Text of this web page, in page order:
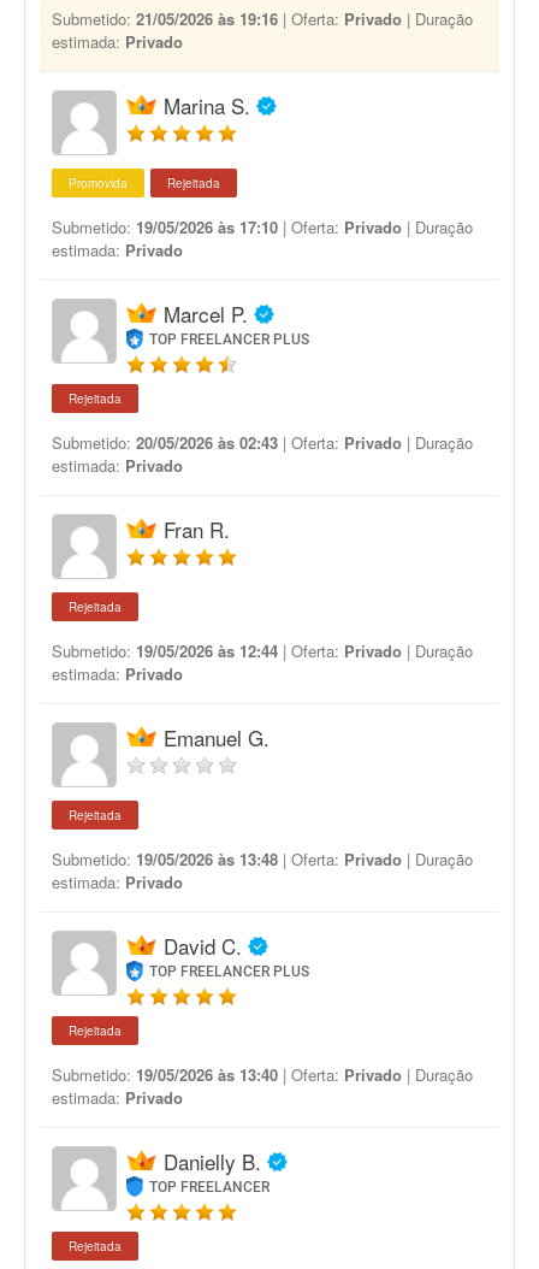
Submetido: 21/05/2026 às 19:16 | Oferta: Privado | Duração
estimada: Privado
Marina S.
Promovida Rejeitada
Submetido: 19/05/2026 às 17:10 | Oferta: Privado | Duração
estimada: Privado
Marcel P.
TOP FREELANCER PLUS
Rejeitada
Submetido: 20/05/2026 às 02:43 | Oferta: Privado | Duração
estimada: Privado
Fran R.
Rejeitada
Submetido: 19/05/2026 às 12:44 | Oferta: Privado | Duração
estimada: Privado
Emanuel G.
Rejeitada
Submetido: 19/05/2026 às 13:48 | Oferta: Privado | Duração
estimada: Privado
David C.
TOP FREELANCER PLUS
Rejeitada
Submetido: 19/05/2026 às 13:40 | Oferta: Privado | Duração
estimada: Privado
Danielly B.
TOP FREELANCER
Rejeitada